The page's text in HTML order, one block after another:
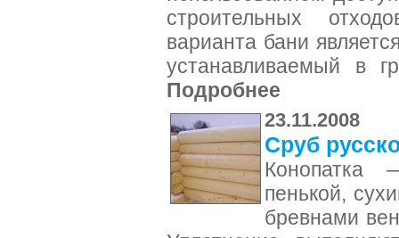
строительных
варианта бани
устанавливаемый в
Подробнее
23.11.2008
Сруб
Конопатка
пенькой,
бревнами